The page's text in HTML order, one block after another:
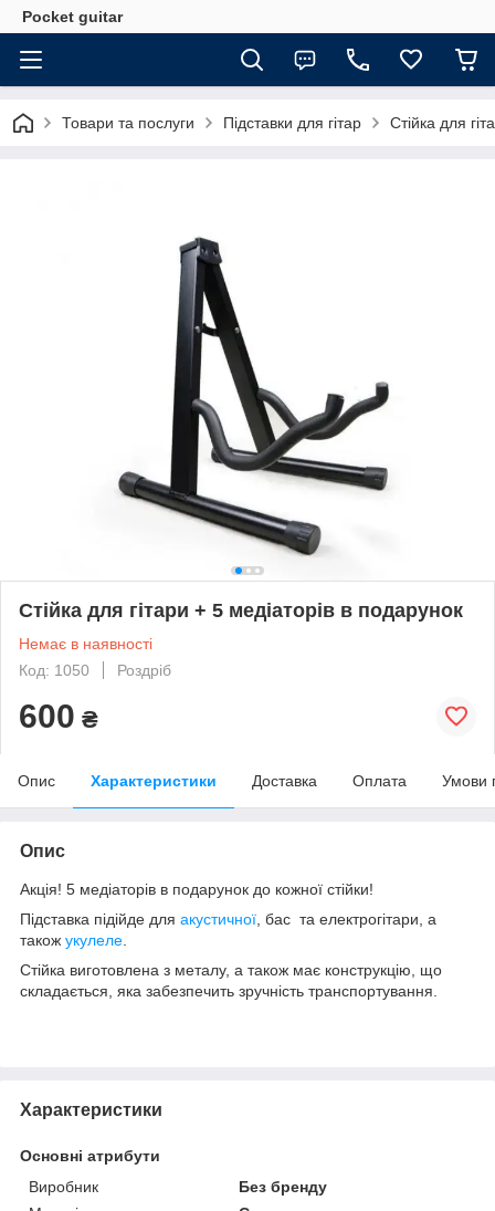
Pocket guitar
Товари та послуги Підставки для гітар Стійка для
Стійка для гітари + 5 медіаторів в подарунок
Немає в наявності
Код: 1050
Роздріб
600 ₴
Опис Характеристики Доставка Оплата Умови
Опис
Акція! 5 медіаторів в подарунок до кожної стійки!
Підставка підійде для акустичної , бас та електрогітари, а
також укулеле
Стійка виготовлена з металу, а також має конструкцію, що
складається, яка забезпечить зручність транспортування.
Характеристики
Основні атрибути
Виробник
Без бренду